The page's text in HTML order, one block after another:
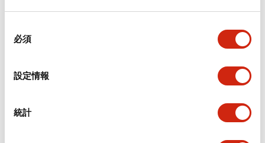
必須
設定情報
統計
電気的仕様(照光部定格)
環境仕様
機能仕様
機械的仕様